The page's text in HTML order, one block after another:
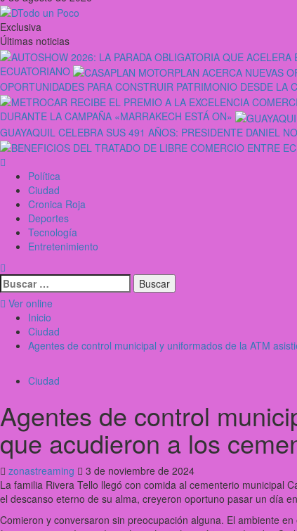
Exclusiva
Últimas noticias
ECUATORIANO
OPORTUNIDADES PARA CONSTRUIR PATRIMONIO DESDE LA
DURANTE LA CAMPAÑA «MARRAKECH ESTÁ ON»
GUAYAQUIL CELEBRA SUS 491 AÑOS: PRESIDENTE DANIEL
Política
Ciudad
Cronica Roja
Deportes
Tecnología
Entretenimiento
Ver online
Inicio
Ciudad
Agentes de control municipal y uniformados de la ATM
Ciudad
Agentes de control
que acudieron a los
zonastreaming
3 de noviembre de 2024
La familia Rivera Tello llegó con comida al cementerio municipal
el descanso eterno de su alma, creyeron oportuno pasar un día
Comieron y conversaron sin preocupación alguna. El ambiente